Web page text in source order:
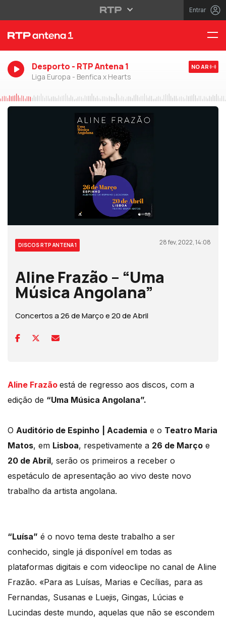
Entrar
Desporto - RTP Antena 1
Liga Europa - Benfica x Hearts
NO AR
DISCOS RTP ANTENA 1 28 fev, 2022, 14:08
Aline Frazão – “Uma
Música Angolana”
Concertos a 26 de Março e 20 de Abril
Aline Frazão está de regresso aos discos, com a
edição de “Uma Música Angolana”.
O Auditório de Espinho | Academia e o Teatro Maria
Matos, em Lisboa, respetivamente a 26 de Março e
20 de Abril, serão os primeiros a receber o
espetáculo de apresentação ao vivo deste novo
trabalho da artista angolana.
“Luísa” é o novo tema deste trabalho a ser
conhecido, single já disponível em todas as
plataformas digitais e com videoclipe no canal de Aline
Frazão. «Para as Luísas, Marias e Cecílias, para as
Fernandas, Susanas e Luejis, Gingas, Lúcias e
Lucindas deste mundo, aquelas que não se escondem